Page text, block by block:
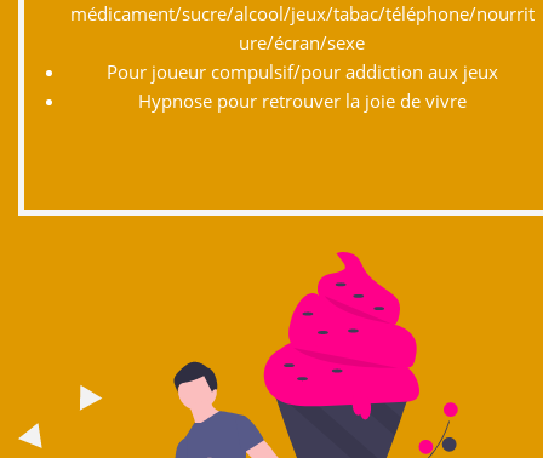
médicament/sucre/alcool/jeux/tabac/téléphone/nourrit
ure/écran/sexe
Pour joueur compulsif/pour addiction aux jeux
Hypnose pour retrouver la joie de vivre